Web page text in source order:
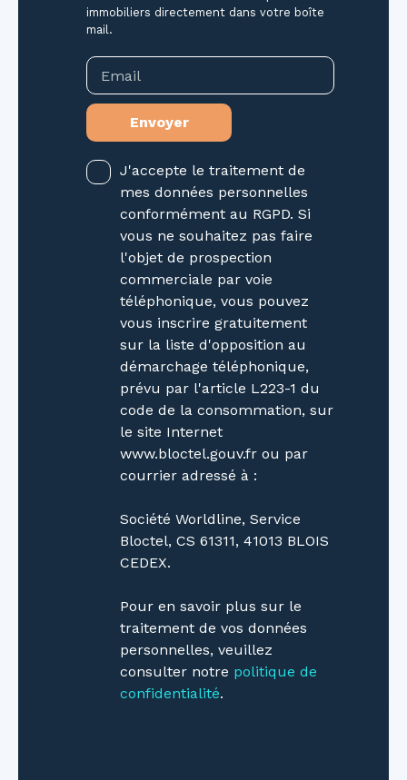
activité dans un environnement valorisant et
professionnel. 📞 Contactez-nous dès
aujourd’hui pour plus d’informations ou pour
organiser une visite et découvrir tout le
potentiel de ce bien.
immobiliers directement dans votre boîte
mail.
Email
Envoyer
J'accepte le traitement de
mes données personnelles
conformément au RGPD. Si
vous ne souhaitez pas faire
l'objet de prospection
commerciale par voie
téléphonique, vous pouvez
vous inscrire gratuitement
sur la liste d'opposition au
démarchage téléphonique,
prévu par l'article L223-1 du
code de la consommation, sur
le site Internet
www.bloctel.gouv.fr ou par
courrier adressé à :
Société Worldline, Service
Bloctel, CS 61311, 41013 BLOIS
CEDEX.
Pour en savoir plus sur le
traitement de vos données
personnelles, veuillez
consulter notre politique de
confidentialité.